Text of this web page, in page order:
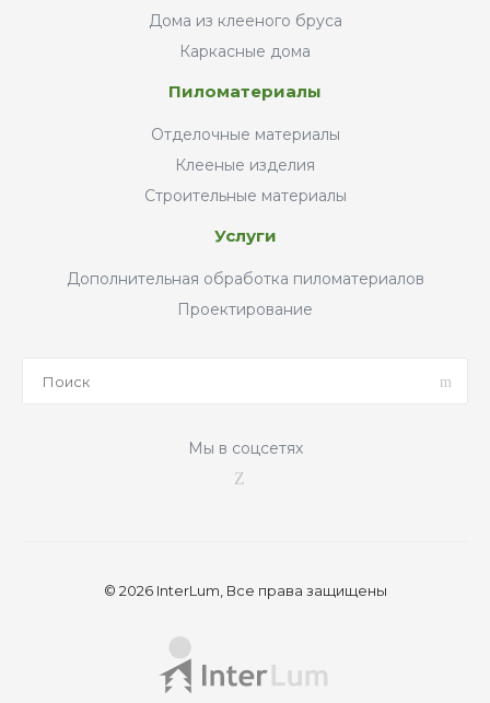
Дома из клееного бруса
Каркасные дома
Пиломатериалы
Отделочные материалы
Клееные изделия
Строительные материалы
Услуги
Дополнительная обработка пиломатериалов
Проектирование
Мы в соцсетях
© 2026 InterLum, Все права защищены